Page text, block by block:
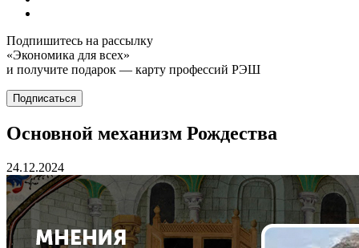
Подпишитесь на рассылку
«Экономика для всех»
и получите подарок — карту профессий РЭШ
Подписаться
Основной механизм Рождества
24.12.2024